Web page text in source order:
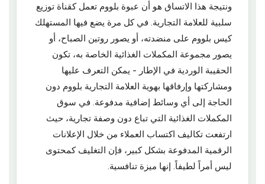
ونتيجة هذا الاتساق هو أن عبوة بلووم تعمل كقناة توزيع
سلبية للعلامة التجارية. في كل مرة يضع فيها المستهلك
كيس بلووم على منضدته، أو يصور روتين الصباح، أو
يصور مجموعة المكملات الغذائية الخاصة به، تكون
الحقيبة الوردية في الإطار - يمكن التعرف عليها
ومشاركتها وإرفاقها بهوية العلامة التجارية بلووم دون
الحاجة إلى أي وسائط إضافية مدفوعة. في سوق
المكملات الغذائية التي تباع دون وصفة تجارية، حيث
ارتفعت تكاليف اكتساب العملاء من خلال الإعلانات
الرقمية المدفوعة بشكل كبير، فإن التغليف كمحتوى
ليس أمراً لطيفاً. إنها ميزة تنافسية.